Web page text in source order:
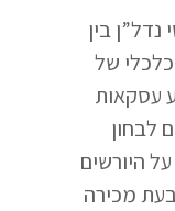
בין
של
עסקאות
לבחון
היורשים
מכירה